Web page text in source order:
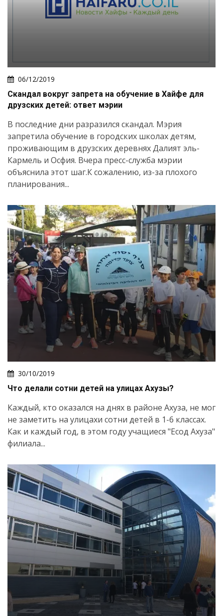
06/12/2019
Скандал вокруг запрета на обучение в Хайфе для
друзских детей: ответ мэрии
В последние дни разразился скандал. Мэрия
запретила обучение в городских школах детям,
проживающим в друзских деревнях Далият эль-
Кармель и Осфия. Вчера пресс-служба мэрии
объяснила этот шаг.К сожалению, из-за плохого
планирования...
30/10/2019
Что делали сотни детей на улицах Ахузы?
Каждый, кто оказался на днях в районе Ахуза, не мог
не заметить на улицахи сотни детей в 1-6 классах.
Как и каждый год, в этом году учащиеся "Есод Ахуза"
филиала...